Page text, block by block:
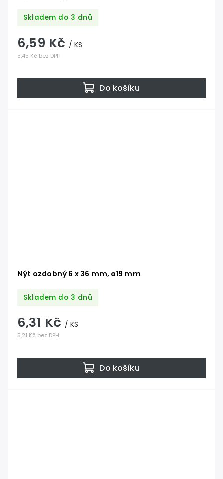
Skladem do 3 dnů
5,45 Kč bez DPH
6,59 Kč / KS
Do košíku
Nýt ozdobný 6 x 36 mm, ø19 mm
Skladem do 3 dnů
5,21 Kč bez DPH
6,31 Kč / KS
Do košíku